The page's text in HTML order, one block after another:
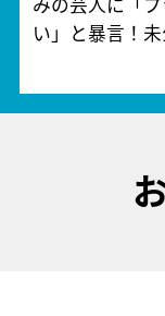
い」と暴言！